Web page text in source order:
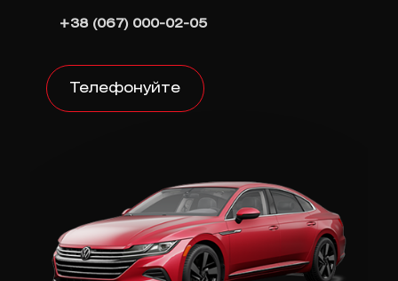
+38 (067) 000-02-05
Телефонуйте